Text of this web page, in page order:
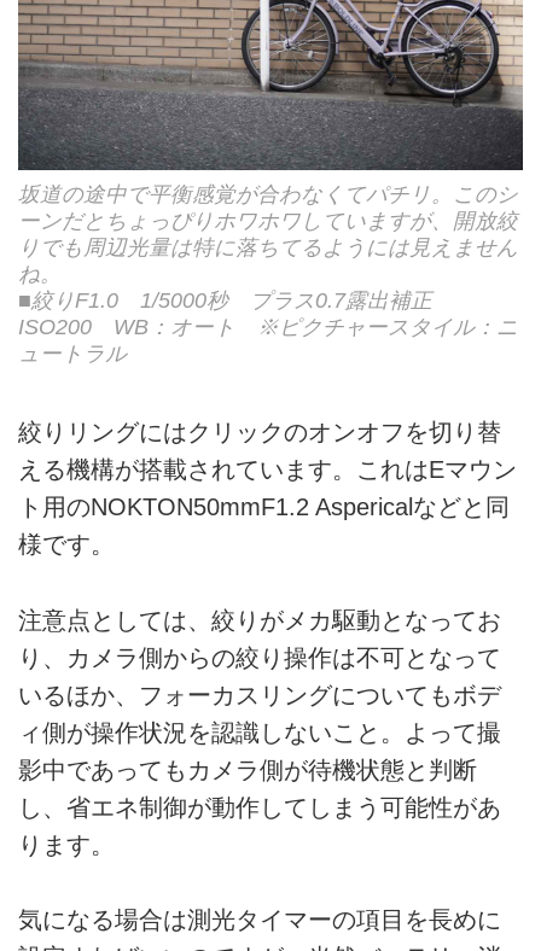
坂道の途中で平衡感覚が合わなくてパチリ。このシ
ーンだとちょっぴりホワホワしていますが、開放絞
りでも周辺光量は特に落ちてるようには見えません
ね。
■絞りF1.0 1/5000秒 プラス0.7露出補正
ISO200 WB：オート ※ピクチャースタイル：ニ
ュートラル
絞りリングにはクリックのオンオフを切り替
える機構が搭載されています。これはEマウン
ト用のNOKTON50mmF1.2 Aspericalなどと同
様です。
注意点としては、絞りがメカ駆動となってお
り、カメラ側からの絞り操作は不可となって
いるほか、フォーカスリングについてもボデ
ィ側が操作状況を認識しないこと。よって撮
影中であってもカメラ側が待機状態と判断
し、省エネ制御が動作してしまう可能性があ
ります。
気になる場合は測光タイマーの項目を長めに